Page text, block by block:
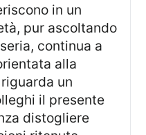
pur ascoltando
continua a
alla
un
il presente
distogliere